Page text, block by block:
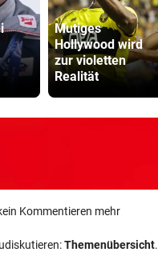
Mutiges
Hollywood wird
zur violetten
Realität
Kommentieren mehr
Themenübersicht.